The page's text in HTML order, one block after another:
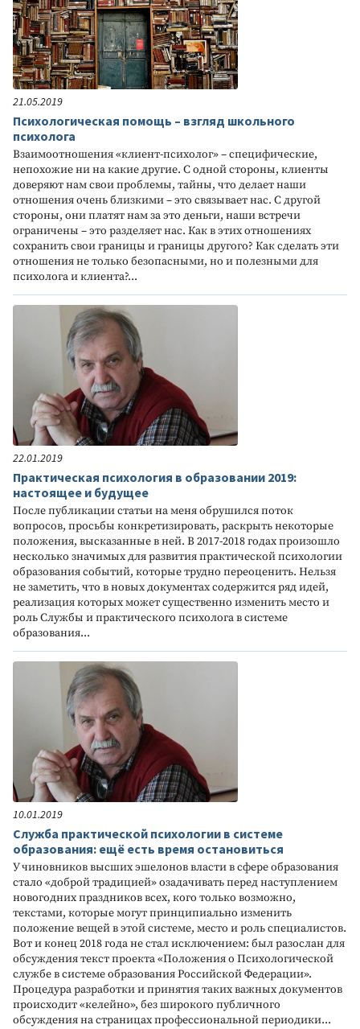
21.05.2019
Психологическая помощь – взгляд школьного
психолога
Взаимоотношения «клиент-психолог» – специфические,
непохожие ни на какие другие. С одной стороны, клиенты
доверяют нам свои проблемы, тайны, что делает наши
отношения очень близкими – это связывает нас. С другой
стороны, они платят нам за это деньги, наши встречи
ограничены – это разделяет нас. Как в этих отношениях
сохранить свои границы и границы другого? Как сделать эти
отношения не только безопасными, но и полезными для
психолога и клиента?...
22.01.2019
Практическая психология в образовании 2019:
настоящее и будущее
После публикации статьи на меня обрушился поток
вопросов, просьбы конкретизировать, раскрыть некоторые
положения, высказанные в ней. В 2017-2018 годах произошло
несколько значимых для развития практической психологии
образования событий, которые трудно переоценить. Нельзя
не заметить, что в новых документах содержится ряд идей,
реализация которых может существенно изменить место и
роль Службы и практического психолога в системе
образования...
10.01.2019
Служба практической психологии в системе
образования: ещё есть время остановиться
У чиновников высших эшелонов власти в сфере образования
стало «доброй традицией» озадачивать перед наступлением
новогодних праздников всех, кого только возможно,
текстами, которые могут принципиально изменить
положение вещей в этой системе, место и роль специалистов.
Вот и конец 2018 года не стал исключением: был разослан для
обсуждения текст проекта «Положения о Психологической
службе в системе образования Российской Федерации».
Процедура разработки и принятия таких важных документов
происходит «келейно», без широкого публичного
обсуждения на страницах профессиональной периодики...